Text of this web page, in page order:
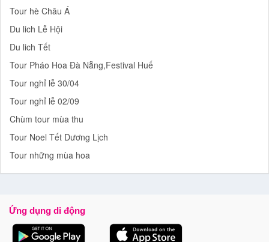
Tour hè Châu Á
Du lich Lễ Hội
Du lich Tết
Tour Pháo Hoa Đà Nẵng,Festival Huế
Tour nghỉ lễ 30/04
Tour nghỉ lễ 02/09
Chùm tour mùa thu
Tour Noel Tết Dương Lịch
Tour những mùa hoa
Ứng dụng di động